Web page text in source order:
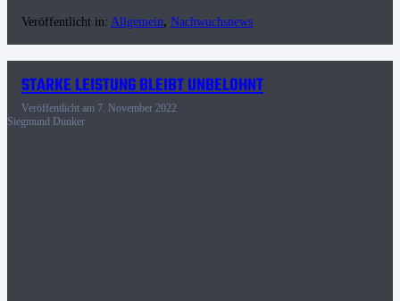
Veröffentlicht in: Allgemein, Nachwuchsnews
STARKE LEISTUNG BLEIBT UNBELOHNT
Veröffentlicht am 7. November 2022
Siegmund Dunker